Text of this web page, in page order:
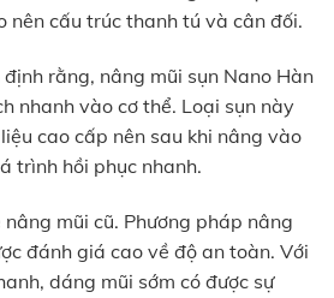
nên cấu trúc thanh tú và cân đối.
rằng, nâng mũi sụn Nano Hàn
nhanh vào cơ thể. Loại sụn này
cao cấp nên sau khi nâng vào
trình hồi phục nhanh.
mũi cũ. Phương pháp nâng
đánh giá cao về độ an toàn. Với
dáng mũi sớm có được sự